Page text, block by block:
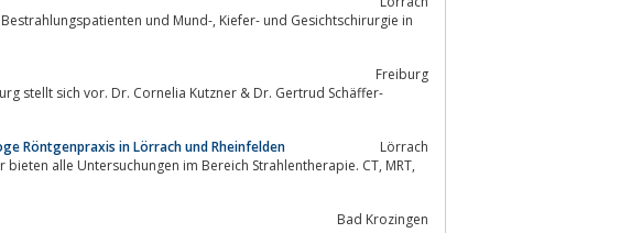
und Mund-, Kiefer- und Gesichtschirurgie in
Freiburg
stellt sich vor. Dr. Cornelia Kutzner & Dr. Gertrud Schäffer-
Röntgenpraxis in Lörrach und Rheinfelden
Lörrach
alle Untersuchungen im Bereich Strahlentherapie. CT, MRT,
Bad Krozingen